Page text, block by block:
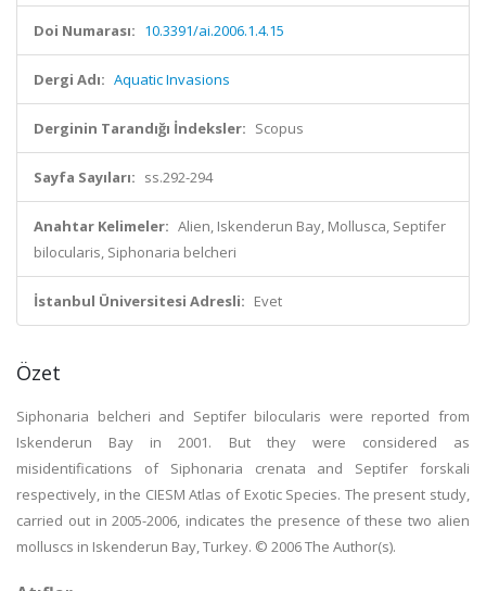
Doi Numarası: 10.3391/ai.2006.1.4.15
Dergi Adı: Aquatic Invasions
Derginin Tarandığı İndeksler: Scopus
Sayfa Sayıları: ss.292-294
Anahtar Kelimeler: Alien, Iskenderun Bay, Mollusca, Septifer
bilocularis, Siphonaria belcheri
İstanbul Üniversitesi Adresli: Evet
Özet
Siphonaria belcheri and Septifer bilocularis were reported from
Iskenderun Bay in 2001. But they were considered as
misidentifications of Siphonaria crenata and Septifer forskali
respectively, in the CIESM Atlas of Exotic Species. The present study,
carried out in 2005-2006, indicates the presence of these two alien
molluscs in Iskenderun Bay, Turkey. © 2006 The Author(s).